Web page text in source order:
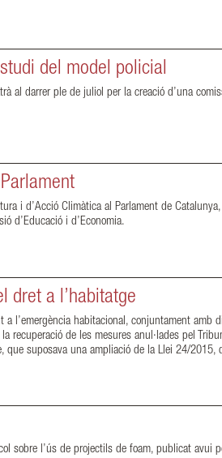
del model policial
al darrer ple de juliol per la creació d’una
i d’Acció Climàtica al Parlament de
d’Educació i d’Economia.
dret a l’habitatge
l’emergència habitacional, conjuntament amb
de les mesures anul·lades pel
que suposava una ampliació de la Llei 24/
sobre l’ús de projectils de foam, publicat avui